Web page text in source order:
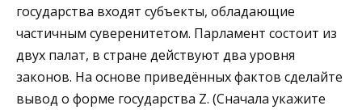
государства входят субъекты, обладающие
частичным суверенитетом. Парламент состоит из
двух палат, в стране действуют два уровня
законов. На основе приведённых фактов сделайте
вывод о форме государства Z. (Сначала укажите